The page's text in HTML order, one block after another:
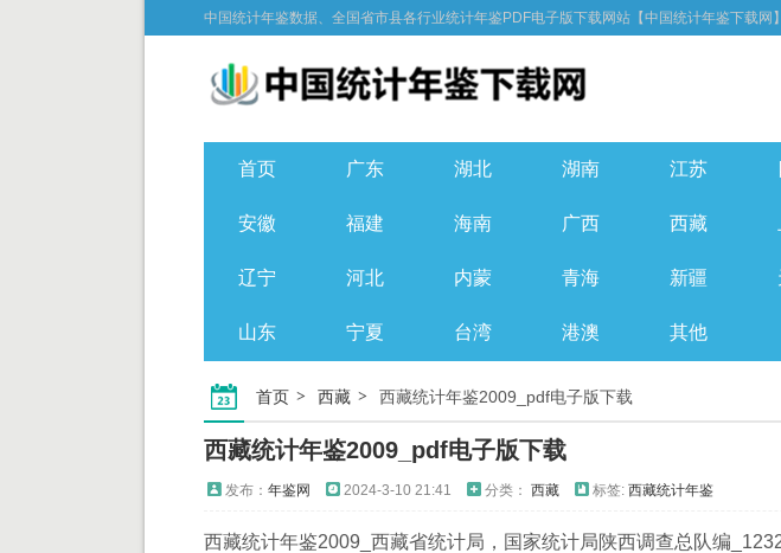
中国统计年鉴数据、全国省市县各行业统计年鉴PDF电子版下载网站【中国统计年鉴下载网】
首页 广东 湖北 湖南 江苏
安徽 福建 海南 广西 西藏
辽宁 河北 内蒙 青海 新疆
山东 宁夏 台湾 港澳 其他
首页 西藏 西藏统计年鉴2009_pdf电子版下载
西藏统计年鉴2009_pdf电子版下载
发布： 年鉴网 2024-3-10 21:41 分类： 西藏 标签: 西藏统计年鉴
西藏统计年鉴2009_西藏省统计局，国家统计局陕西调查总队编